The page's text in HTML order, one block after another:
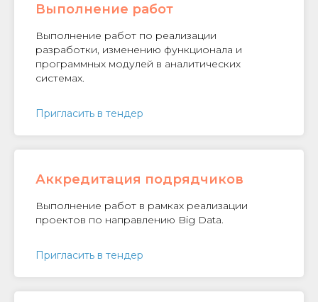
Выполнение работ
Выполнение работ по реализации
разработки, изменению функционала и
программных модулей в аналитических
системах.
Пригласить в тендер
Аккредитация подрядчиков
Выполнение работ в рамках реализации
проектов по направлению Big Data.
Пригласить в тендер